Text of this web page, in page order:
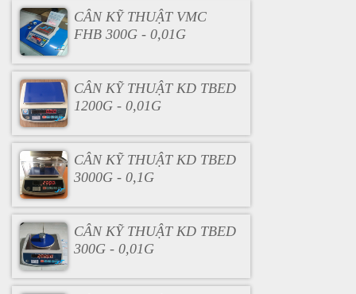
CÂN KỸ THUẬT VMC
FHB 300G - 0,01G
CÂN KỸ THUẬT KD TBED
1200G - 0,01G
CÂN KỸ THUẬT KD TBED
3000G - 0,1G
CÂN KỸ THUẬT KD TBED
300G - 0,01G